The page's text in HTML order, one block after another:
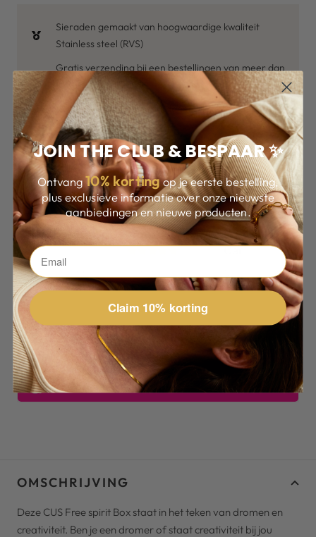
Sieraden gemaakt van hoogwaardige kwaliteit
Stainless steel (RVS)
Gratis verzending bij een bestellingen van meer dan
€50,-*
Voor 16u besteld op werkdagen, dezelfde dag
verzonden.
WAAROM ANDEREN FAN ZIJN
OMSCHRIJVING
Deze CUS Free spirit Box staat in het teken van dromen en
creativiteit. Ben je een dromer of staat creativiteit bij jou
JOIN THE CLUB & BESPAAR ✨
Ontvang10% kortingop je eerste bestelling,
plus exclusieve informatie over onze nieuwste
aanbiedingen en nieuwe producten.
Claim 10% korting